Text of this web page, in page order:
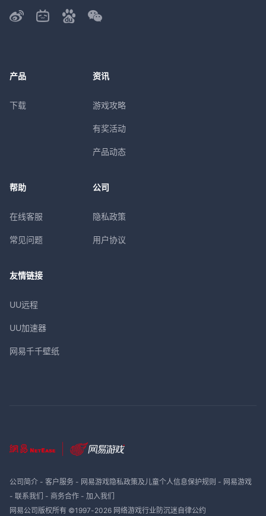
产品
下载
资讯
游戏攻略
有奖活动
产品动态
帮助
在线客服
常见问题
公司
隐私政策
用户协议
友情链接
UU远程
UU加速器
网易千千壁纸
公司简介- 客户服务- 网易游戏隐私政策及儿童个人信息保护规则 - 网易游戏
- 联系我们 - 商务合作- 加入我们
网易公司版权所有 ©1997-2026 网络游戏行业防沉迷自律公约